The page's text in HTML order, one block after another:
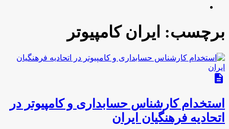
برچسب: ایران کامپیوتر
description
استخدام کارشناس حسابداری و کامپیوتر در
اتحادیه فرهنگیان ایران